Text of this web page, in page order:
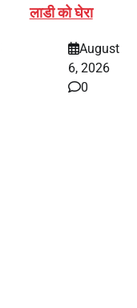
लाडी को घेरा
August
6, 2026
0